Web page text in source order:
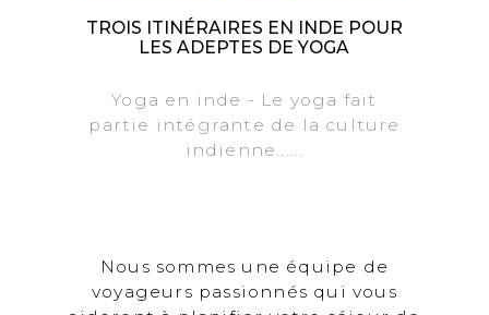
TROIS ITINÉRAIRES EN INDE POUR
LES ADEPTES DE YOGA
Yoga en inde - Le yoga fait
partie intégrante de la culture
indienne......
Nous sommes une équipe de
voyageurs passionnés qui vous